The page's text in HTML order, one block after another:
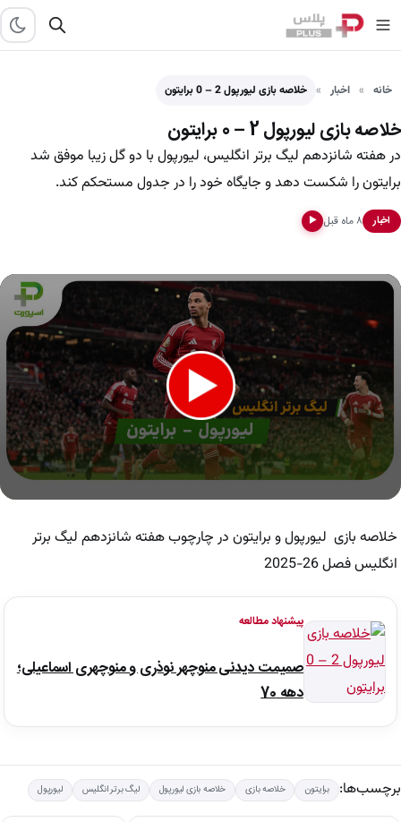
خانه اخبار خلاصه بازی لیورپول 2 – 0 برایتون
خلاصه بازی لیورپول 2 – 0 برایتون
در هفته شانزدهم لیگ برتر انگلیس، لیورپول با دو گل زیبا موفق شد
برایتون را شکست دهد و جایگاه خود را در جدول مستحکم کند.
اخبار ۸ ماه قبل ▶
seconds
خلاصه بازی لیورپول و برایتون در چارچوب هفته شانزدهم لیگ برتر
انگلیس فصل 26-2025
پیشنهاد مطالعه
صمیمت دیدنی منوچهر نوذری و منوچهری اسماعیلی؛
دهه 70
برچسب‌ها: برایتون خلاصه بازی خلاصه بازی لیورپول لیگ برتر انگلیس لیورپول